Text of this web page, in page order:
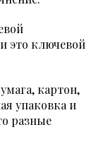
это ключевой
картон,
упаковка и
разные